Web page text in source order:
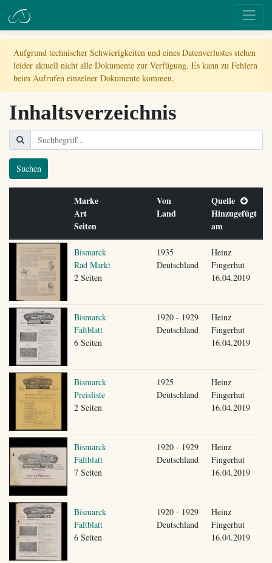
Aufgrund technischer Schwierigkeiten und eines Datenverlustes stehen
leider aktuell nicht alle Dokumente zur Verfügung. Es kann zu Fehlern
beim Aufrufen einzelner Dokumente kommen.
Inhaltsverzeichnis
Suchen
Marke
Art
Seiten
Von
Land
Quelle
Hinzugefügt
am
Bismarck
Rad Markt
2 Seiten
1935
Deutschland
Heinz
Fingerhut
16.04.2019
Bismarck
Faltblatt
6 Seiten
1920 - 1929
Deutschland
Heinz
Fingerhut
16.04.2019
Bismarck
Preisliste
2 Seiten
1925
Deutschland
Heinz
Fingerhut
16.04.2019
Bismarck
Faltblatt
7 Seiten
1920 - 1929
Deutschland
Heinz
Fingerhut
16.04.2019
Bismarck
Faltblatt
6 Seiten
1920 - 1929
Deutschland
Heinz
Fingerhut
16.04.2019